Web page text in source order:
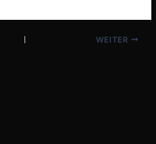
WEITER